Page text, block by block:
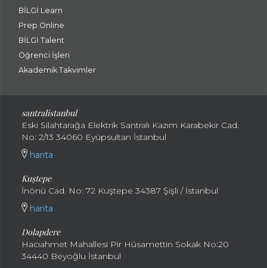
BİLGİ Learn
Prep Online
BİLGİ Talent
Öğrenci İşleri
Akademik Takvimler
santralistanbul
Eski Silahtarağa Elektrik Santralı Kazım Karabekir Cad.
No: 2/13 34060 Eyüpsultan İstanbul
harita
Kuştepe
İnönü Cad. No: 72 Kuştepe 34387 Şişli / İstanbul
harita
Dolapdere
Hacıahmet Mahallesi Pir Hüsamettin Sokak No:20
34440 Beyoğlu İstanbul